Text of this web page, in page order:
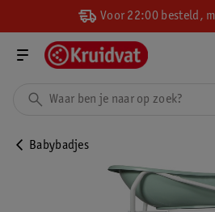
Voor 22:00 besteld,
Babybadjes